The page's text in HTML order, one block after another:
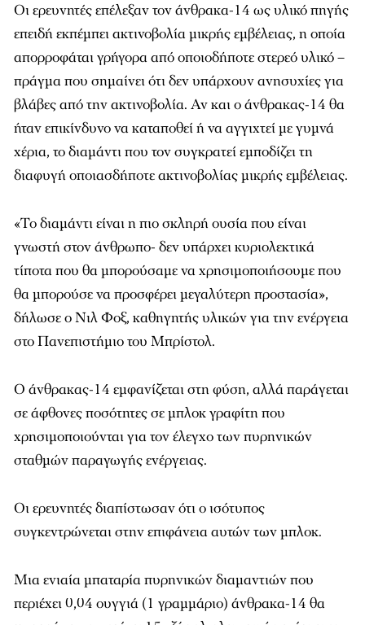
Οι ερευνητές επέλεξαν τον άνθρακα-14 ως υλικό πηγής
επειδή εκπέμπει ακτινοβολία μικρής εμβέλειας, η οποία
απορροφάται γρήγορα από οποιοδήποτε στερεό υλικό –
πράγμα που σημαίνει ότι δεν υπάρχουν ανησυχίες για
βλάβες από την ακτινοβολία. Αν και ο άνθρακας-14 θα
ήταν επικίνδυνο να καταποθεί ή να αγγιχτεί με γυμνά
χέρια, το διαμάντι που τον συγκρατεί εμποδίζει τη
διαφυγή οποιασδήποτε ακτινοβολίας μικρής εμβέλειας.
«Το διαμάντι είναι η πιο σκληρή ουσία που είναι
γνωστή στον άνθρωπο- δεν υπάρχει κυριολεκτικά
τίποτα που θα μπορούσαμε να χρησιμοποιήσουμε που
θα μπορούσε να προσφέρει μεγαλύτερη προστασία»,
δήλωσε ο Νιλ Φοξ, καθηγητής υλικών για την ενέργεια
στο Πανεπιστήμιο του Μπρίστολ.
Ο άνθρακας-14 εμφανίζεται στη φύση, αλλά παράγεται
σε άφθονες ποσότητες σε μπλοκ γραφίτη που
χρησιμοποιούνται για τον έλεγχο των πυρηνικών
σταθμών παραγωγής ενέργειας.
Οι ερευνητές διαπίστωσαν ότι ο ισότυπος
συγκεντρώνεται στην επιφάνεια αυτών των μπλοκ.
Μια ενιαία μπαταρία πυρηνικών διαμαντιών που
περιέχει 0,04 ουγγιά (1 γραμμάριο) άνθρακα-14 θα